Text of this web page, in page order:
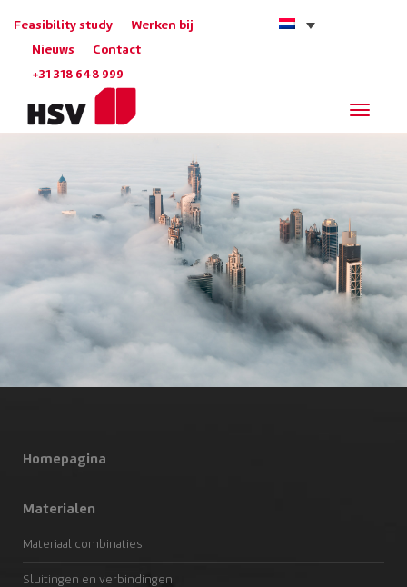
Feasibility study Werken bij
Nieuws Contact
+31 318 648 999
Homepagina
Materialen
Materiaal combinaties
Sluitingen en verbindingen